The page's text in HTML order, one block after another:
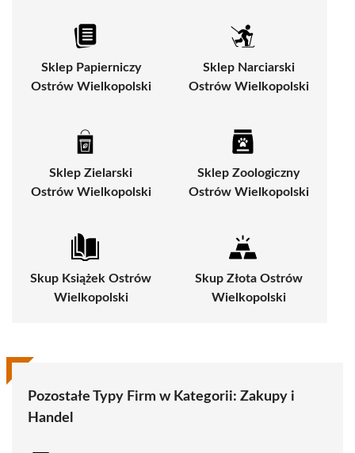
Sklep Papierniczy
Ostrów Wielkopolski
Sklep Narciarski
Ostrów Wielkopolski
Sklep Zielarski
Ostrów Wielkopolski
Sklep Zoologiczny
Ostrów Wielkopolski
Skup Książek Ostrów
Wielkopolski
Skup Złota Ostrów
Wielkopolski
Pozostałe Typy Firm w Kategorii: Zakupy i
Handel